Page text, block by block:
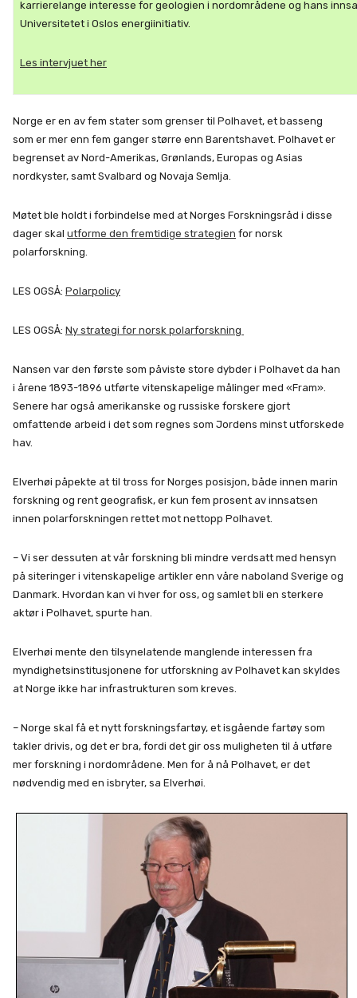
karrierelange interesse for geologien i nordområdene og hans
Universitetet i Oslos energiinitiativ.
Les intervjuet her
Norge er en av fem stater som grenser til Polhavet, et basseng
som er mer enn fem ganger større enn Barentshavet. Polhavet er
begrenset av Nord-Amerikas, Grønlands, Europas og Asias
nordkyster, samt Svalbard og Novaja Semlja.
Møtet ble holdt i forbindelse med at Norges Forskningsråd i disse
dager skal utforme den fremtidige strategien for norsk
polarforskning.
LES OGSÅ: Polarpolicy
LES OGSÅ: Ny strategi for norsk polarforskning
Nansen var den første som påviste store dybder i Polhavet da han
i årene 1893-1896 utførte vitenskapelige målinger med «Fram».
Senere har også amerikanske og russiske forskere gjort
omfattende arbeid i det som regnes som Jordens minst utforskede
hav.
Elverhøi påpekte at til tross for Norges posisjon, både innen marin
forskning og rent geografisk, er kun fem prosent av innsatsen
innen polarforskningen rettet mot nettopp Polhavet.
– Vi ser dessuten at vår forskning bli mindre verdsatt med hensyn
på siteringer i vitenskapelige artikler enn våre naboland Sverige og
Danmark. Hvordan kan vi hver for oss, og samlet bli en sterkere
aktør i Polhavet, spurte han.
Elverhøi mente den tilsynelatende manglende interessen fra
myndighetsinstitusjonene for utforskning av Polhavet kan skyldes
at Norge ikke har infrastrukturen som kreves.
– Norge skal få et nytt forskningsfartøy, et isgående fartøy som
takler drivis, og det er bra, fordi det gir oss muligheten til å utføre
mer forskning i nordområdene. Men for å nå Polhavet, er det
nødvendig med en isbryter, sa Elverhøi.